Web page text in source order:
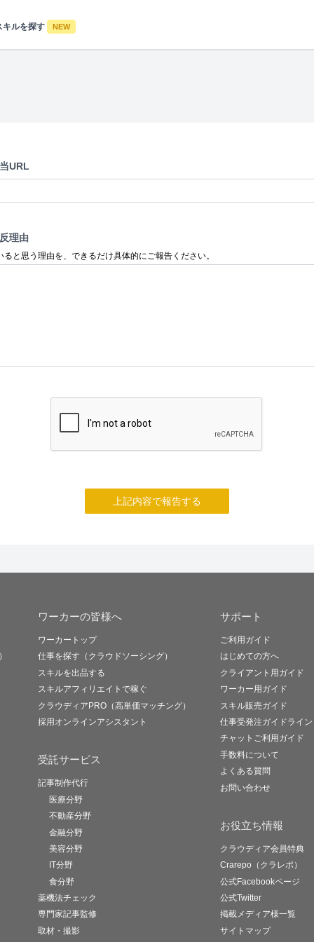
キルを探す NEW
URL
理由
ると思う理由を、できるだけ具体的にご報告ください。
上記内容で報告する
ワーカーの皆様へ
ワーカートップ
仕事を探す（クラウドソーシング）
スキルを出品する
スキルアフィリエイトで稼ぐ
クラウディアPRO（高単価マッチング）
採用オンラインアシスタント
受託サービス
記事制作代行
医療分野
不動産分野
金融分野
美容分野
IT分野
食分野
薬機法チェック
専門家記事監修
取材・撮影
サポート
ご利用ガイド
はじめての方へ
クライアント用ガイド
ワーカー用ガイド
スキル販売ガイド
仕事受発注ガイドライン
チャットご利用ガイド
手数料について
よくある質問
お問い合わせ
お役立ち情報
クラウディア会員特典
Crarepo（クラレポ）
公式Facebookページ
公式Twitter
掲載メディア様一覧
サイトマップ